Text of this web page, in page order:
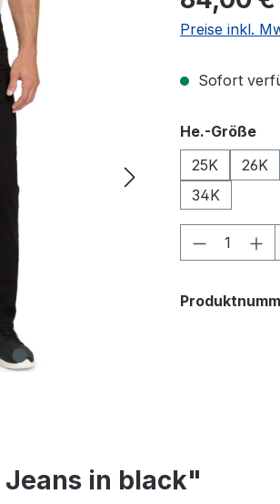
Preise inkl.
Sofort
He.-Größe
25K
26K
34K
Produkt
in black"